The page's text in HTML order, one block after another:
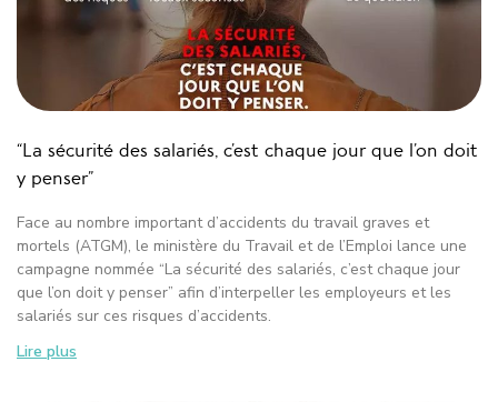
“La sécurité des salariés, c’est chaque jour que l’on doit
y penser”
Face au nombre important d’accidents du travail graves et
mortels (ATGM), le ministère du Travail et de l’Emploi lance une
campagne nommée “La sécurité des salariés, c’est chaque jour
que l’on doit y penser” afin d’interpeller les employeurs et les
salariés sur ces risques d’accidents.
Lire plus